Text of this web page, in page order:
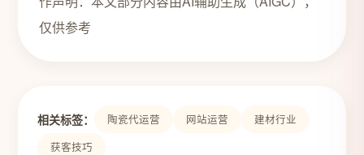
仅供参考
相关标签： 陶瓷代运营 网站运营
建材行业
获客技巧